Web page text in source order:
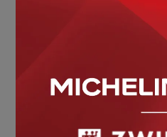
ZWILLING 德國雙人
可調節式研磨罐-石墨灰